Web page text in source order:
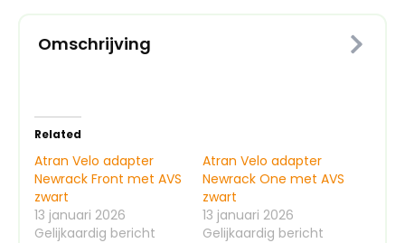
Omschrijving
Related
Atran Velo adapter
Newrack Front met AVS
zwart
13 januari 2026
Gelijkaardig bericht
Atran Velo adapter
Newrack One met AVS
zwart
13 januari 2026
Gelijkaardig bericht